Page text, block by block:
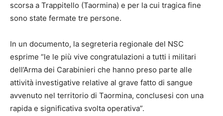
scorsa a Trappitello (Taormina) e per la cui tragica fine
sono state fermate tre persone.
In un documento, la segreteria regionale del NSC
esprime “le le più vive congratulazioni a tutti i militari
dell’Arma dei Carabinieri che hanno preso parte alle
attività investigative relative al grave fatto di sangue
avvenuto nel territorio di Taormina, conclusesi con una
rapida e significativa svolta operativa”.